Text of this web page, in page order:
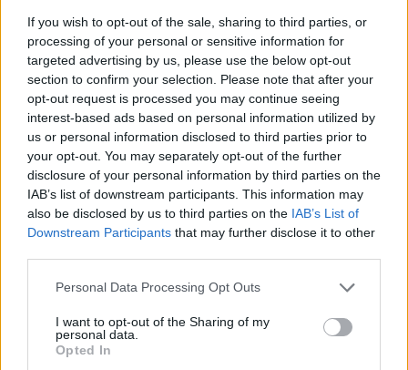
If you wish to opt-out of the sale, sharing to third parties, or
processing of your personal or sensitive information for
targeted advertising by us, please use the below opt-out
section to confirm your selection. Please note that after your
opt-out request is processed you may continue seeing
interest-based ads based on personal information utilized by
us or personal information disclosed to third parties prior to
your opt-out. You may separately opt-out of the further
disclosure of your personal information by third parties on the
IAB’s list of downstream participants. This information may
also be disclosed by us to third parties on the IAB’s List of
Downstream Participants that may further disclose it to other
Please note that this website/app uses one or more Google
not limited to your visit or usage behaviour. You may click to
grant or deny consent to Google and its third-party tags to
use your data for below specified purposes in below Google
Personal Data Processing Opt Outs
I want to opt-out of the Sharing of my
personal data.
Opted In
του ψηφιακού παρακράτους που δολοφονεί
χαρακτήρες είναι ευρύτερο, καλώντας τόσο την
Νέα Δημοκρατία όσο και τον ΣΥΡΙΖΑ να δώσουν
απαντήσεις για τους “κομματικούς στρατούς που
σπέρνουν τη διχόνοια”, όπως κατήγγειλε.